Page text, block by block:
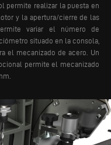
permite realizar la puesta en
y la apertura/cierre de las
variar el número de
situado en la consola,
el mecanizado de acero. Un
permite el mecanizado